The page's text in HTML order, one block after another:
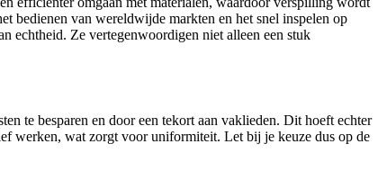
bedienen van wereldwijde markten en het snel inspelen op
echtheid. Ze vertegenwoordigen niet alleen een stuk
te besparen en door een tekort aan vaklieden. Dit hoeft echter
werken, wat zorgt voor uniformiteit. Let bij je keuze dus op de